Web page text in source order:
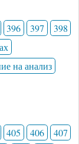
396 397
398
на анализ
405 406
407